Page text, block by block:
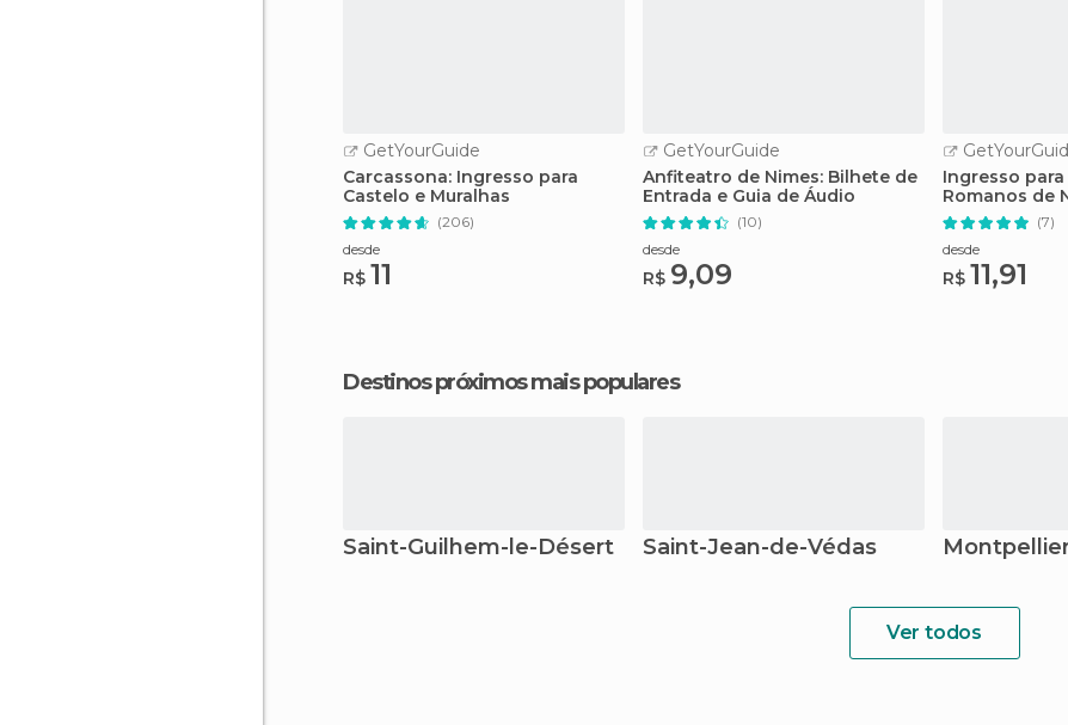
GetYourGuide
Carcassona: Ingresso para
Castelo e Muralhas
(206)
desde
R$ 11
GetYourGuide
Anfiteatro de Nimes: Bilhete de
Entrada e Guia de Áudio
(10)
desde
R$ 9,09
Ingresso
Romanos de
(7)
desde
R$ 11,91
Destinos próximos mais populares
Saint-Guilhem-le-Désert Saint-Jean-de-Védas
Ver todos